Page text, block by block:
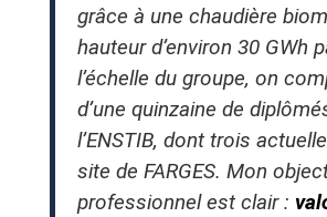
grâce à une chaudière
hauteur d’environ 30 GWh
l’échelle du groupe, on
d’une quinzaine de
l’ENSTIB, dont trois
site de FARGES. Mon
professionnel est clair :